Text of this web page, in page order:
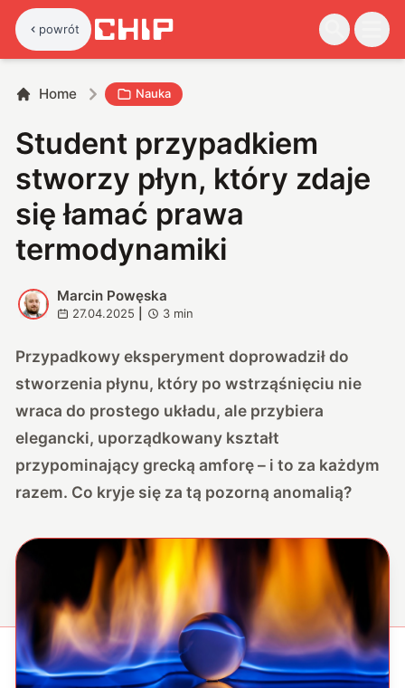
powrót
Home Nauka
Student przypadkiem
stworzy płyn, który zdaje
się łamać prawa
termodynamiki
M
Marcin Powęska
27.04.2025 3 min
Przypadkowy eksperyment doprowadził do
stworzenia płynu, który po wstrząśnięciu nie
wraca do prostego układu, ale przybiera
elegancki, uporządkowany kształt
przypominający grecką amforę – i to za każdym
razem. Co kryje się za tą pozorną anomalią?